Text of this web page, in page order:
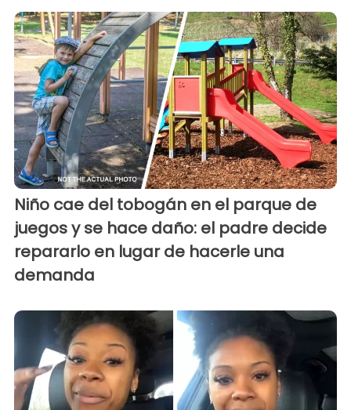
Niño cae del tobogán en el parque de
juegos y se hace daño: el padre decide
repararlo en lugar de hacerle una
demanda